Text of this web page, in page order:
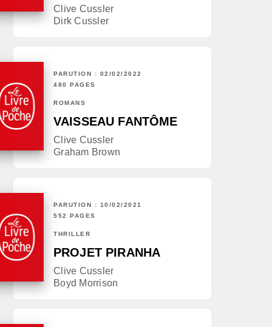
Clive Cussler
Dirk Cussler
PARUTION : 02/02/2022
480 PAGES
ROMANS
VAISSEAU FANTÔME
Clive Cussler
Graham Brown
PARUTION : 10/02/2021
552 PAGES
THRILLER
PROJET PIRANHA
Clive Cussler
Boyd Morrison